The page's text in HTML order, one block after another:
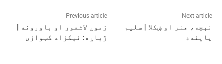
Previous article
زموږ لاشعور او باورونه |
ژباړه: نېکزاد کټوازی
Next article
نېچه، هنر او ښکلا | سلیم
پاینده